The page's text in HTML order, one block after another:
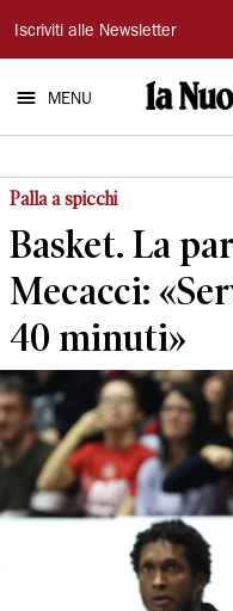
La
Nuova
Ferrara
Iscriviti alle Newsletter
MENU
Palla a spicchi
Basket. La
Mecacci:
40 minuti»